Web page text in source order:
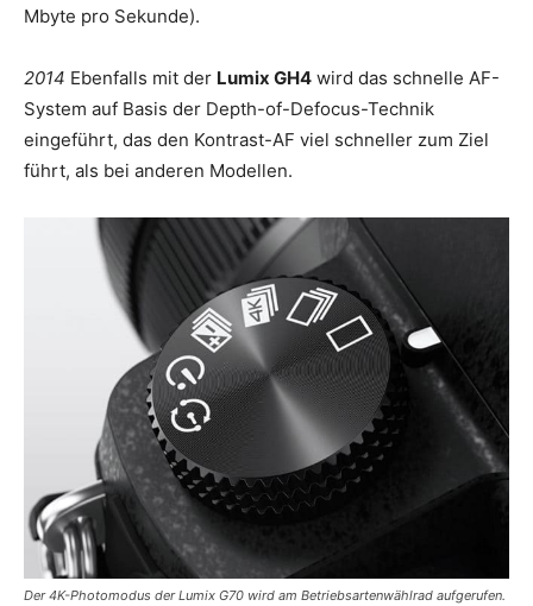
Mbyte pro Sekunde).
2014 Ebenfalls mit der Lumix GH4 wird das schnelle AF-
System auf Basis der Depth-of-Defocus-Technik
eingeführt, das den Kontrast-AF viel schneller zum Ziel
führt, als bei anderen Modellen.
Der 4K-Photomodus der Lumix G70 wird am Betriebsartenwählrad aufgerufen.